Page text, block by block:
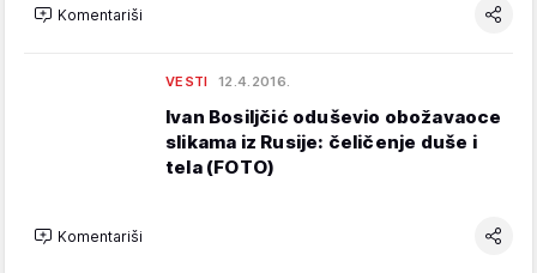
Komentariši
VESTI 12.4.2016.
Ivan Bosiljčić oduševio obožavaoce
slikama iz Rusije: čeličenje duše i
tela (FOTO)
Komentariši